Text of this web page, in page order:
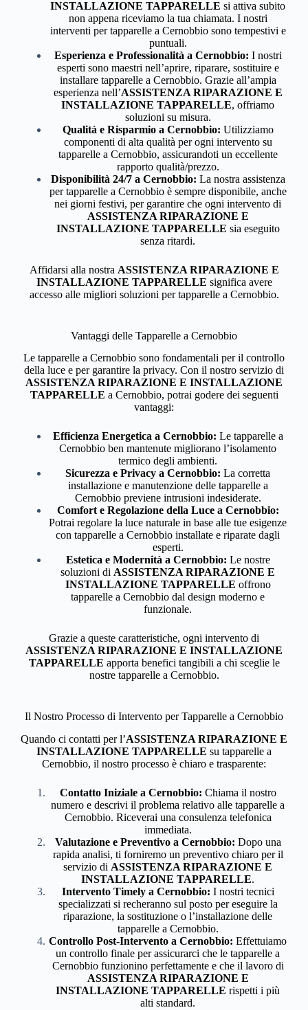
INSTALLAZIONE TAPPARELLE si attiva subito
non appena riceviamo la tua chiamata. I nostri
interventi per tapparelle a Cernobbio sono tempestivi e
puntuali.
Esperienza e Professionalità a Cernobbio: I nostri
esperti sono maestri nell’aprire, riparare, sostituire e
installare tapparelle a Cernobbio. Grazie all’ampia
esperienza nell’ASSISTENZA RIPARAZIONE E
INSTALLAZIONE TAPPARELLE, offriamo
soluzioni su misura.
Qualità e Risparmio a Cernobbio: Utilizziamo
componenti di alta qualità per ogni intervento su
tapparelle a Cernobbio, assicurandoti un eccellente
rapporto qualità/prezzo.
Disponibilità 24/7 a Cernobbio: La nostra assistenza
per tapparelle a Cernobbio è sempre disponibile, anche
nei giorni festivi, per garantire che ogni intervento di
ASSISTENZA RIPARAZIONE E
INSTALLAZIONE TAPPARELLE sia eseguito
senza ritardi.
Affidarsi alla nostra ASSISTENZA RIPARAZIONE E
INSTALLAZIONE TAPPARELLE significa avere
accesso alle migliori soluzioni per tapparelle a Cernobbio.
Vantaggi delle Tapparelle a Cernobbio
Le tapparelle a Cernobbio sono fondamentali per il controllo
della luce e per garantire la privacy. Con il nostro servizio di
ASSISTENZA RIPARAZIONE E INSTALLAZIONE
TAPPARELLE a Cernobbio, potrai godere dei seguenti
vantaggi:
Efficienza Energetica a Cernobbio: Le tapparelle a
Cernobbio ben mantenute migliorano l’isolamento
termico degli ambienti.
Sicurezza e Privacy a Cernobbio: La corretta
installazione e manutenzione delle tapparelle a
Cernobbio previene intrusioni indesiderate.
Comfort e Regolazione della Luce a Cernobbio:
Potrai regolare la luce naturale in base alle tue esigenze
con tapparelle a Cernobbio installate e riparate dagli
esperti.
Estetica e Modernità a Cernobbio: Le nostre
soluzioni di ASSISTENZA RIPARAZIONE E
INSTALLAZIONE TAPPARELLE offrono
tapparelle a Cernobbio dal design moderno e
funzionale.
Grazie a queste caratteristiche, ogni intervento di
ASSISTENZA RIPARAZIONE E INSTALLAZIONE
TAPPARELLE apporta benefici tangibili a chi sceglie le
nostre tapparelle a Cernobbio.
Il Nostro Processo di Intervento per Tapparelle a Cernobbio
Quando ci contatti per l’ASSISTENZA RIPARAZIONE E
INSTALLAZIONE TAPPARELLE su tapparelle a
Cernobbio, il nostro processo è chiaro e trasparente:
Contatto Iniziale a Cernobbio: Chiama il nostro
numero e descrivi il problema relativo alle tapparelle a
Cernobbio. Riceverai una consulenza telefonica
immediata.
Valutazione e Preventivo a Cernobbio: Dopo una
rapida analisi, ti forniremo un preventivo chiaro per il
servizio di ASSISTENZA RIPARAZIONE E
INSTALLAZIONE TAPPARELLE.
Intervento Timely a Cernobbio: I nostri tecnici
specializzati si recheranno sul posto per eseguire la
riparazione, la sostituzione o l’installazione delle
tapparelle a Cernobbio.
Controllo Post-Intervento a Cernobbio: Effettuiamo
un controllo finale per assicurarci che le tapparelle a
Cernobbio funzionino perfettamente e che il lavoro di
ASSISTENZA RIPARAZIONE E
INSTALLAZIONE TAPPARELLE rispetti i più
alti standard.